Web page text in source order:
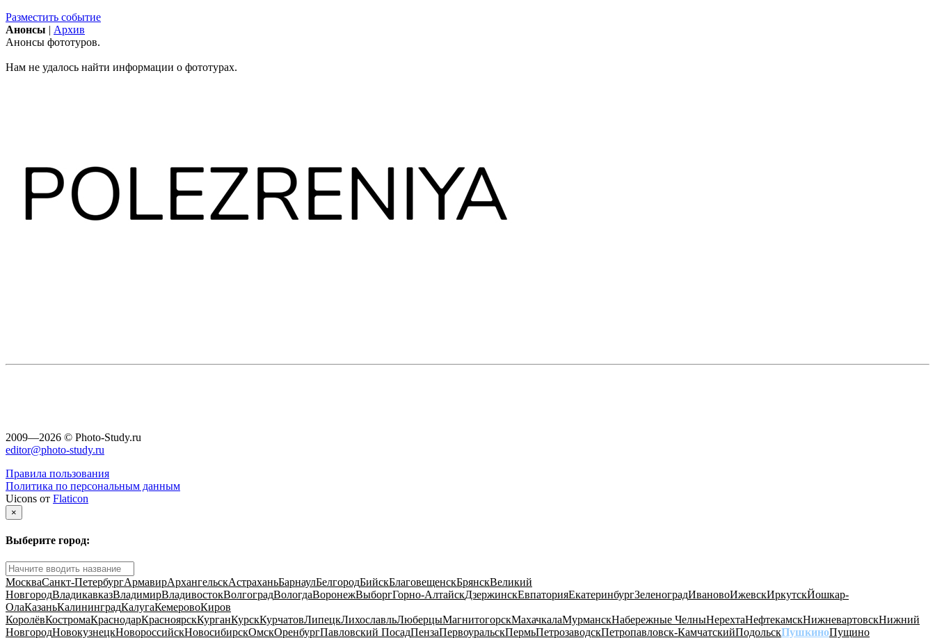
Разместить событие
Анонсы | Архив
Анонсы фототуров.
Нам не удалось найти информации о фототурах.
2009—2026 © Photo-Study.ru
editor@photo-study.ru
Правила пользования
Политика по персональным данным
Uicons от Flaticon
×
Выберите город:
МоскваСанкт-ПетербургАрмавирАрхангельскАстраханьБарнаулБелгородБийскБлаговещенскБрянскВеликий
НовгородВладикавказВладимирВладивостокВолгоградВологдаВоронежВыборгГорно-АлтайскДзержинскЕвпаторияЕкатеринбургЗеленоградИвановоИжевскИркутскЙошкар-
ОлаКазаньКалининградКалугаКемеровоКиров
КоролёвКостромаКраснодарКрасноярскКурганКурскКурчатовЛипецкЛихославльЛюберцыМагнитогорскМахачкалаМурманскНабережные ЧелныНерехтаНефтекамскНижневартовскНижний
НовгородНовокузнецкНовороссийскНовосибирскОмскОренбургПавловский ПосадПензаПервоуральскПермьПетрозаводскПетропавловск-КамчатскийПодольскПушкиноПущино